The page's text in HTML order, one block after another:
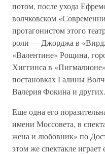
потом, после ухода
волчковском
протагонистом этого
роли — Джорджа в
«Валентине» Рощина,
Хиггинса в
постановках Галины
Валерия Фокина и других.
Еще одна его
имени Моссовета, в
жена и любовник» по
этом же спектакле играет